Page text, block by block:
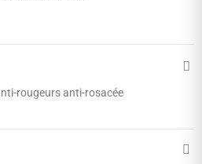
rougeurs anti-rosacée